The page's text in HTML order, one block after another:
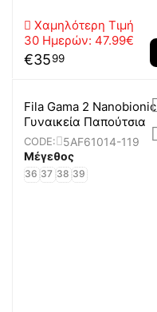
Χαμηλότερη Τιμή
30 Ημερών: 47.99€
€3599
Fila Gama 2 Nanobionic
Γυναικεία Παπούτσια
CODE:
5AF61014-119
Μέγεθος
36 37 38 39